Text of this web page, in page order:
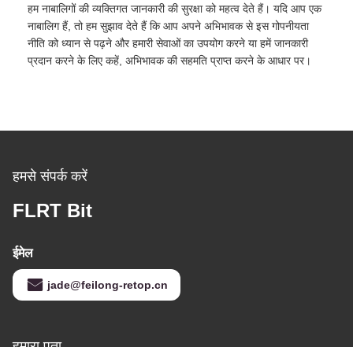
हम नाबालिगों की व्यक्तिगत जानकारी की सुरक्षा को महत्व देते हैं। यदि आप एक
नाबालिग हैं, तो हम सुझाव देते हैं कि आप अपने अभिभावक से इस गोपनीयता
नीति को ध्यान से पढ़ने और हमारी सेवाओं का उपयोग करने या हमें जानकारी
प्रदान करने के लिए कहें, अभिभावक की सहमति प्राप्त करने के आधार पर।
हमसे संपर्क करें
FLRT Bit
ईमेल
jade@feilong-retop.cn